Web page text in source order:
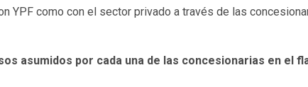
como con el sector privado a través de las
asumidos por cada una de las concesionarias en el